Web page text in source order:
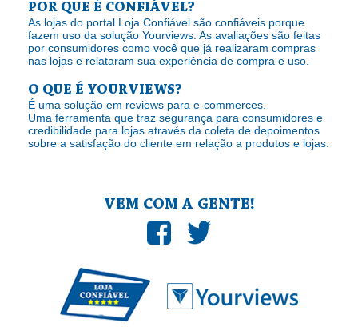
POR QUE É CONFIÁVEL?
As lojas do portal Loja Confiável são confiáveis porque
fazem uso da solução Yourviews. As avaliações são feitas
por consumidores como você que já realizaram compras
nas lojas e relataram sua experiência de compra e uso.
O QUE É YOURVIEWS?
É uma solução em reviews para e-commerces.
Uma ferramenta que traz segurança para consumidores e
credibilidade para lojas através da coleta de depoimentos
sobre a satisfação do cliente em relação a produtos e lojas.
VEM COM A GENTE!